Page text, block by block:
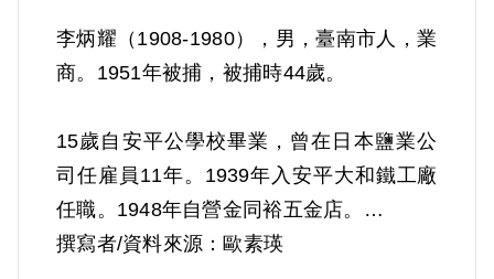
李炳耀（1908-1980），男，臺南市人，業
商。1951年被捕，被捕時44歲。
15歲自安平公學校畢業，曾在日本鹽業公
司任雇員11年。1939年入安平大和鐵工廠
任職。1948年自營金同裕五金店。
撰寫者/資料來源：歐素瑛